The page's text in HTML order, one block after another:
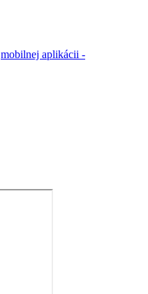
mobilnej aplikácii -